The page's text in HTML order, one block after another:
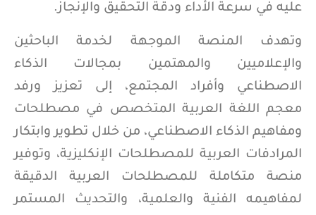
عليه في سرعة الأداء ودقة التحقيق والإنجاز.
وتهدف المنصة الموجهة لخدمة الباحثين
والإعلاميين والمهتمين بمجالات الذكاء
الاصطناعي وأفراد المجتمع، إلى تعزيز ورفد
معجم اللغة العربية المتخصص في مصطلحات
ومفاهيم الذكاء الاصطناعي، من خلال تطوير وابتكار
المرادفات العربية للمصطلحات الإنكليزية، وتوفير
منصة متكاملة للمصطلحات العربية الدقيقة
لمفاهيمه الفنية والعلمية، والتحديث المستمر